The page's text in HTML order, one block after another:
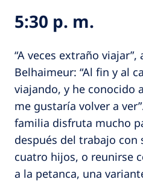
5:30 p. m.
“A veces extraño
Belhaimeur: “Al fin y al
viajando, y he conocido
me gustaría volver a
familia disfruta mucho
después del trabajo con
cuatro hijos, o reunirse
a la petanca, una